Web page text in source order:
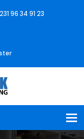
96 34 91 23